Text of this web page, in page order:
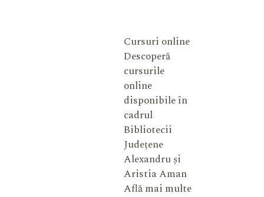
Cursuri online
Descoperă
cursurile
online
disponibile în
cadrul
Bibliotecii
Județene
Alexandru și
Aristia Aman
Află mai multe